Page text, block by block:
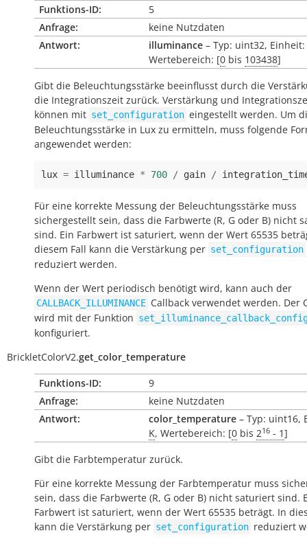
Funktions-ID:
5
Anfrage:
keine Nutzdaten
Antwort:
illuminance – Typ: uint32,
Wertebereich: [0 bis 103438]
Gibt die Beleuchtungsstärke beeinflusst durch die
die Integrationszeit zurück. Verstärkung und
können mit set_configuration eingestellt werden. Um
Beleuchtungsstärke in Lux zu ermitteln, muss folgende
angewendet werden:
lux = illuminance * 700 / gain /
Für eine korrekte Messung der Beleuchtungsstärke muss
sichergestellt sein, dass die Farbwerte (R, G oder B) nicht
sind. Ein Farbwert ist saturiert, wenn der Wert 65535
diesem Fall kann die Verstärkung per set_configuration
reduziert werden.
Wenn der Wert periodisch benötigt wird, kann auch der
CALLBACK_ILLUMINANCE Callback verwendet werden. Der
wird mit der Funktion
konfiguriert.
BrickletColorV2.get_color_temperature
Funktions-ID:
9
Anfrage:
keine Nutzdaten
Antwort:
color_temperature – Typ: uint16,
K, Wertebereich: [0 bis 216 - 1]
Gibt die Farbtemperatur zurück.
Für eine korrekte Messung der Farbtemperatur muss
sein, dass die Farbwerte (R, G oder B) nicht saturiert sind.
Farbwert ist saturiert, wenn der Wert 65535 beträgt. In
kann die Verstärkung per set_configuration reduziert